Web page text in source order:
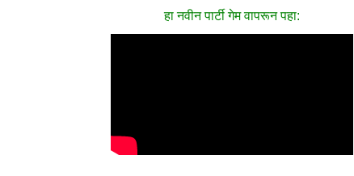
हा नवीन पार्टी गेम वापरून पहा: